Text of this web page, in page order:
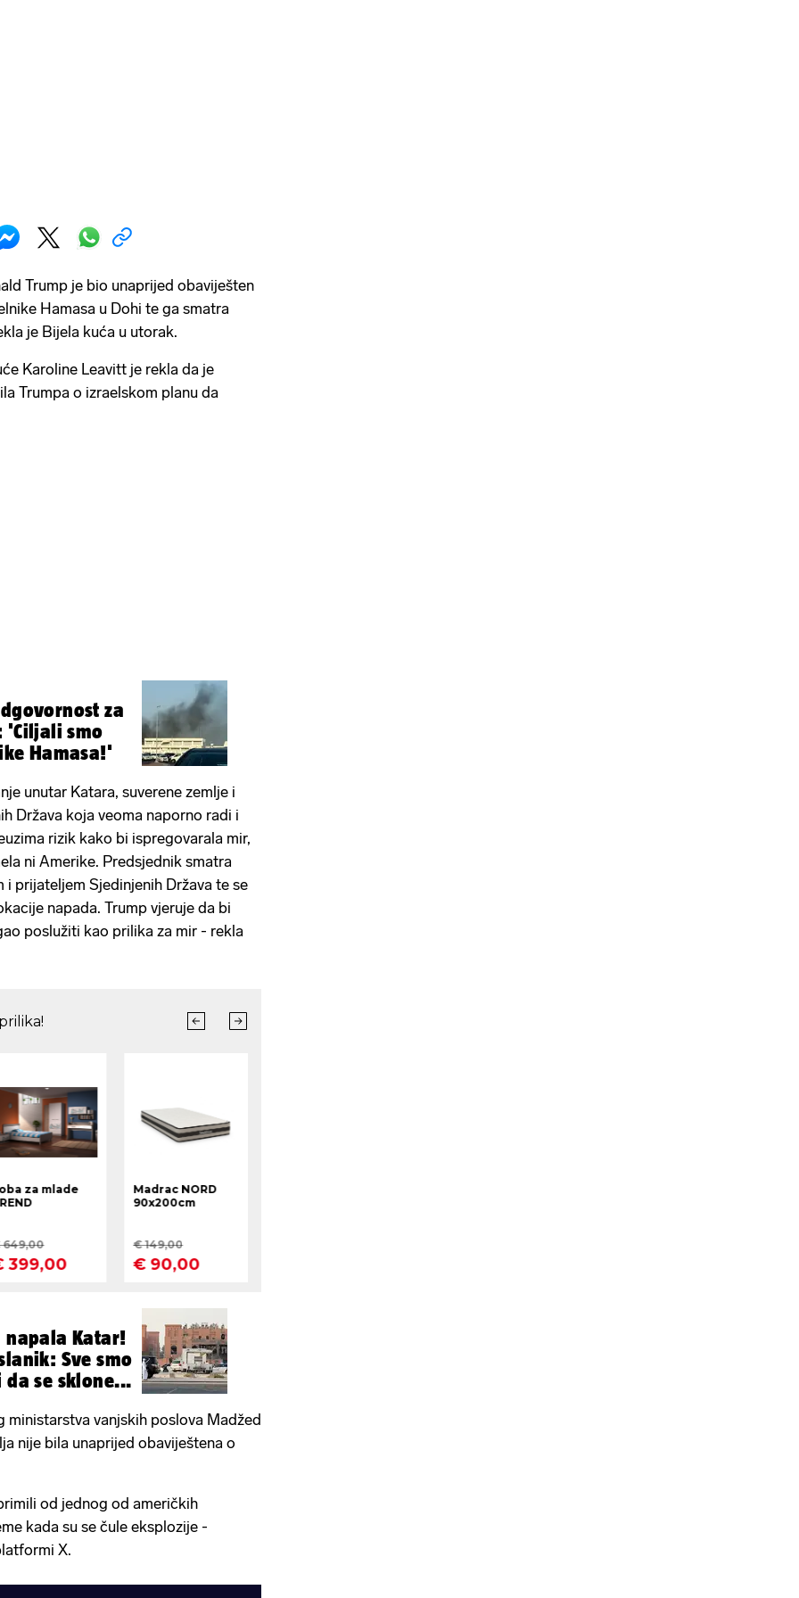
Trump je bio unaprijed obaviješten
Hamasa u Dohi te ga smatra
je Bijela kuća u utorak.
Karoline Leavitt je rekla da je
Trumpa o izraelskom planu da
za
'Ciljali smo
Hamasa!'
unutar Katara, suverene zemlje i
Država koja veoma naporno radi i
rizik kako bi ispregovarala mir,
ni Amerike. Predsjednik smatra
i prijateljem Sjedinjenih Država te se
napada. Trump vjeruje da bi
poslužiti kao prilika za mir - rekla
napala Katar!
Sve smo
se sklone...
vanjskih poslova Madžed
nije bila unaprijed obaviještena o
od jednog od američkih
kada su se čule eksplozije -
X.